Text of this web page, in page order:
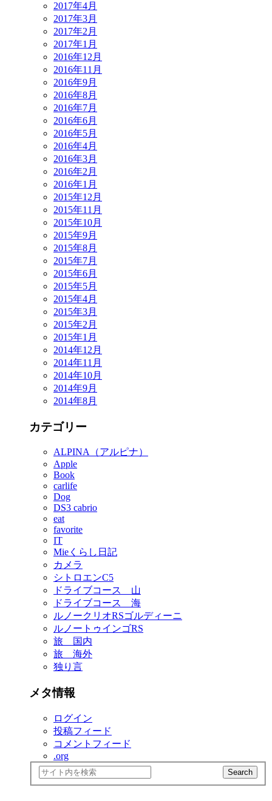
2017年4月
2017年3月
2017年2月
2017年1月
2016年12月
2016年11月
2016年9月
2016年8月
2016年7月
2016年6月
2016年5月
2016年4月
2016年3月
2016年2月
2016年1月
2015年12月
2015年11月
2015年10月
2015年9月
2015年8月
2015年7月
2015年6月
2015年5月
2015年4月
2015年3月
2015年2月
2015年1月
2014年12月
2014年11月
2014年10月
2014年9月
2014年8月
カテゴリー
ALPINA（アルピナ）
Apple
Book
carlife
Dog
DS3 cabrio
eat
favorite
IT
Mieくらし日記
カメラ
シトロエンC5
ドライブコース 山
ドライブコース 海
ルノークリオRSゴルディーニ
ルノートゥインゴRS
旅 国内
旅 海外
独り言
メタ情報
ログイン
投稿フィード
コメントフィード
.org